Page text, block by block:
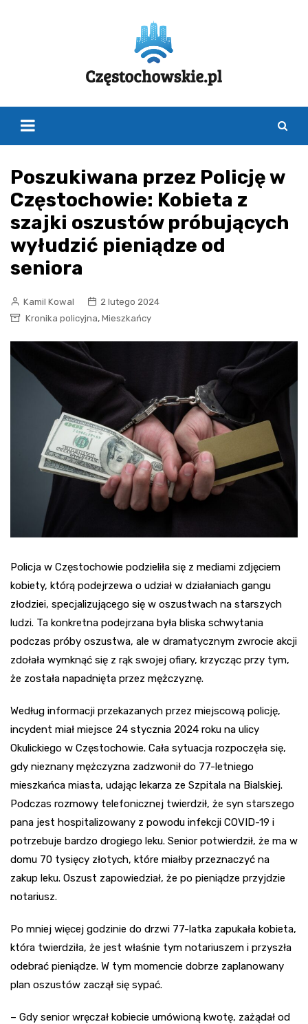
Poszukiwana przez Policję w
Częstochowie: Kobieta z
szajki oszustów próbujących
wyłudzić pieniądze od
seniora
Kamil Kowal
2 lutego 2024
Kronika policyjna, Mieszkańcy
Policja w Częstochowie podzieliła się z mediami zdjęciem
kobiety, którą podejrzewa o udział w działaniach gangu
złodziei, specjalizującego się w oszustwach na starszych
ludzi. Ta konkretna podejrzana była bliska schwytania
podczas próby oszustwa, ale w dramatycznym zwrocie akcji
zdołała wymknąć się z rąk swojej ofiary, krzycząc przy tym,
że została napadnięta przez mężczyznę.
Według informacji przekazanych przez miejscową policję,
incydent miał miejsce 24 stycznia 2024 roku na ulicy
Okulickiego w Częstochowie. Cała sytuacja rozpoczęła się,
gdy nieznany mężczyzna zadzwonił do 77-letniego
mieszkańca miasta, udając lekarza ze Szpitala na Bialskiej.
Podczas rozmowy telefonicznej twierdził, że syn starszego
pana jest hospitalizowany z powodu infekcji COVID-19 i
potrzebuje bardzo drogiego leku. Senior potwierdził, że ma w
domu 70 tysięcy złotych, które miałby przeznaczyć na
zakup leku. Oszust zapowiedział, że po pieniądze przyjdzie
notariusz.
Po mniej więcej godzinie do drzwi 77-latka zapukała kobieta,
która twierdziła, że jest właśnie tym notariuszem i przyszła
odebrać pieniądze. W tym momencie dobrze zaplanowany
plan oszustów zaczął się sypać.
– Gdy senior wręczał kobiecie umówioną kwotę, zażądał od